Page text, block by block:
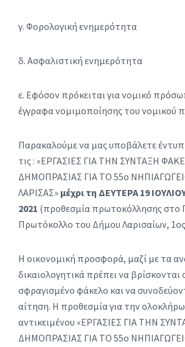
γ. Φορολογική ενημερότητα
δ. Ασφαλιστική ενημερότητα
ε. Εφόσον πρόκειται για νομικό
έγγραφα νομιμοποίησης του νομικού
Παρακαλούμε να μας υποβάλετε
τις : «ΕΡΓΑΣΙΕΣ ΓΙΑ ΤΗΝ ΣΥΝΤΑΞΗ
ΔΗΜΟΠΡΑΣΙΑΣ ΓΙΑ ΤΟ 55ο
ΛΑΡΙΣΑΣ» μέχρι τη ΔΕΥΤΕΡΑ 19
2021 (προθεσμία πρωτοκόλλησης στο
Πρωτόκολλο του Δήμου Λαρισαίων,
Η οικονομική προσφορά, μαζί με τα
δικαιολογητικά πρέπει να βρίσκονται
σφραγισμένο φάκελο και να
αίτηση. Η προθεσμία για την
αντικειμένου «ΕΡΓΑΣΙΕΣ ΓΙΑ ΤΗΝ
ΔΗΜΟΠΡΑΣΙΑΣ ΓΙΑ ΤΟ 55ο